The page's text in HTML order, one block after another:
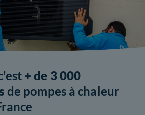
+ de 3 000
de pompes à chaleur